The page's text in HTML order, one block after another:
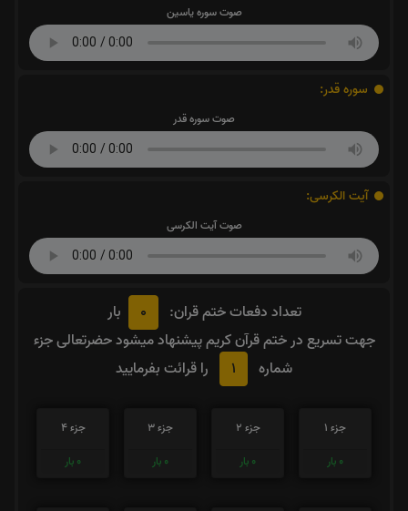
صوت سوره یاسین
سوره قدر:
صوت سوره قدر
آیت الکرسی:
صوت آیت الکرسی
تعداد دفعات ختم قران: 0
بار
جهت تسریع در ختم قرآن کریم پیشنهاد میشود حضرتعالی جزء
شماره
1 را قرائت بفرمایید
جزء 1
0 بار
جزء 2
0 بار
جزء 3
0 بار
جزء 4
0 بار